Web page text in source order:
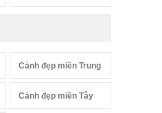
Cảnh đẹp miền Trung
Cảnh đẹp miền Tây